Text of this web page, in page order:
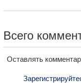
Всего
Оставлять